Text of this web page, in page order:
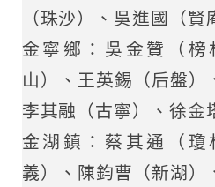
（珠沙）、吳進國（賢
金寧鄉：吳金贊（榜
山）、王英錫（后盤）
李其融（古寧）、徐金
金湖鎮：蔡其通（瓊
義）、陳鈞曹（新湖）